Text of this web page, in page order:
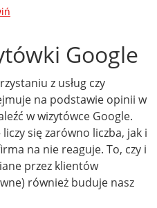
Google
z usług czy
na podstawie opinii w
w wizytówce Google.
się zarówno liczba, jak i
na nie reaguje. To, czy i
przez klientów
również buduje nasz